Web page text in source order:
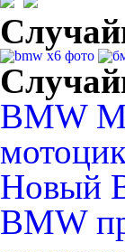
BMW
Новый
ВMW